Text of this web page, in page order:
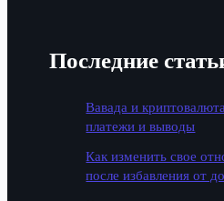
Последние
Вавада и
платежи и выводы
Как изменить свое
после избавления от